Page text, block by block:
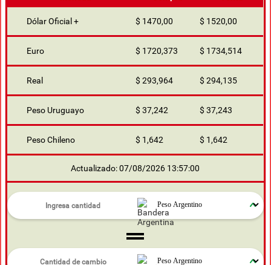
Dólar Oficial + $ 1470,00 $ 1520,00
Euro $ 1720,373 $ 1734,514
Real $ 293,964 $ 294,135
Peso Uruguayo $ 37,242 $ 37,243
Peso Chileno $ 1,642 $ 1,642
Actualizado: 07/08/2026 13:57:00